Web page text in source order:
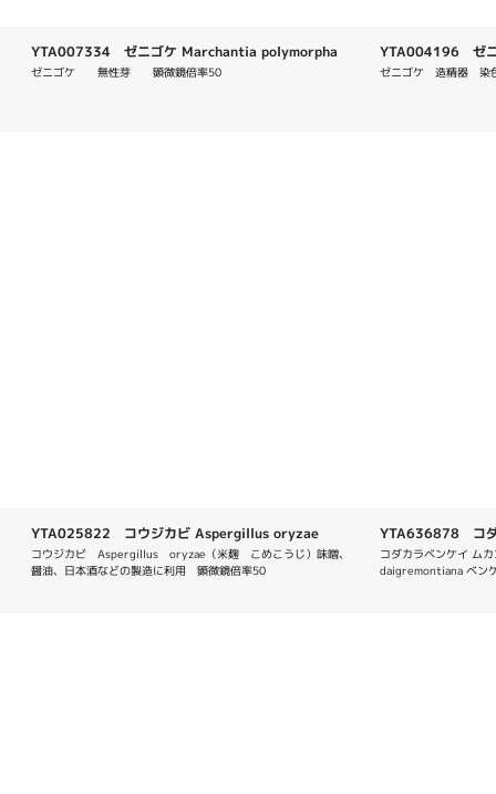
YTA007334 ゼニゴケ Marchantia polymorpha
ゼニゴケ　　無性芽　　顕微鏡倍率50
YTA004196 ゼ
ゼニゴケ　造精器　染
YTA025822 コウジカビ Aspergillus oryzae
コウジカビ　Aspergillus　oryzae（米麹　こめこうじ）味噌、
醤油、日本酒などの製造に利用　顕微鏡倍率50
YTA636878 コダ
daigremontiana
コダカラベンケイ ム
daigremontiana ベン